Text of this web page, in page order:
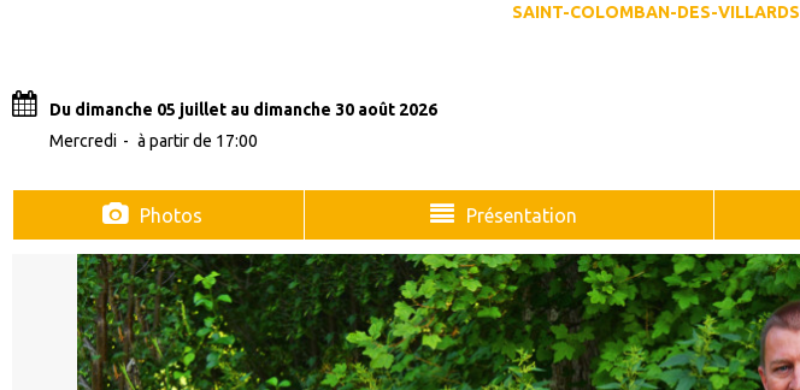
SAINT-COLOMBAN-DES-VILLARDS
Du dimanche 05 juillet au dimanche 30 août 2026
Mercredi
à partir de 17:00
Photos Présentation